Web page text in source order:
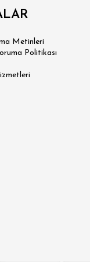
Metinleri
Politikası